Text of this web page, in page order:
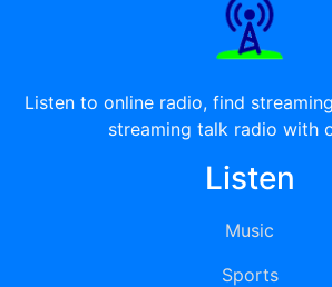
Listen to online radio, find
streaming talk radio with
Listen
Music
Sports